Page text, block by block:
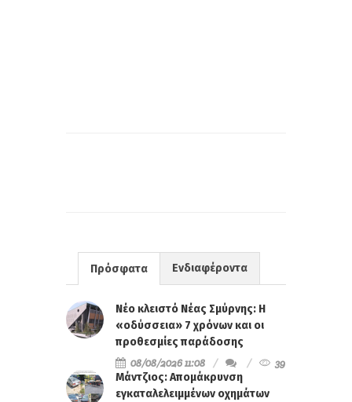
Πρόσφατα Ενδιαφέροντα
Νέο κλειστό Νέας Σμύρνης: Η
«οδύσσεια» 7 χρόνων και οι
προθεσμίες παράδοσης
08/08/2026 11:08
39
Μάντζιος: Απομάκρυνση
εγκαταλελειμμένων οχημάτων